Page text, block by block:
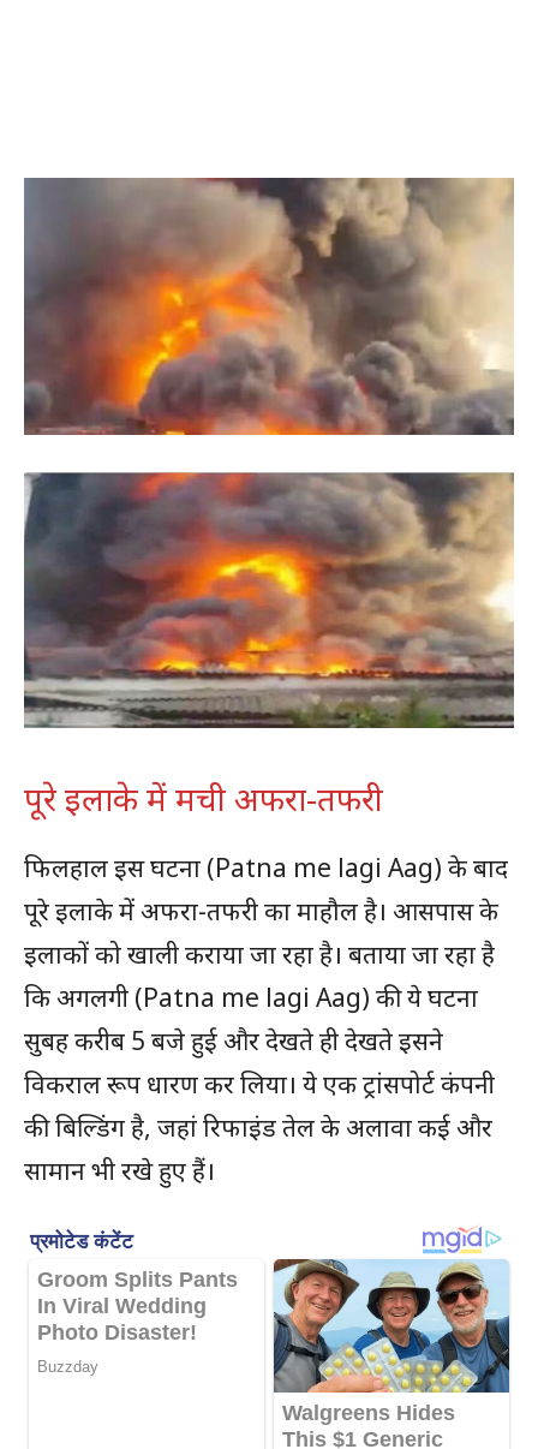
पूरे इलाके में मची अफरा-तफरी
फिलहाल इस घटना (Patna me lagi Aag) के बाद
पूरे इलाके में अफरा-तफरी का माहौल है। आसपास के
इलाकों को खाली कराया जा रहा है। बताया जा रहा है
कि अगलगी (Patna me lagi Aag) की ये घटना
सुबह करीब 5 बजे हुई और देखते ही देखते इसने
विकराल रूप धारण कर लिया। ये एक ट्रांसपोर्ट कंपनी
की बिल्डिंग है, जहां रिफाइंड तेल के अलावा कई और
सामान भी रखे हुए हैं।